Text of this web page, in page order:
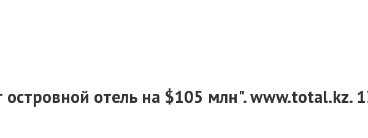
островной отель на $105 млн". www.total.kz.